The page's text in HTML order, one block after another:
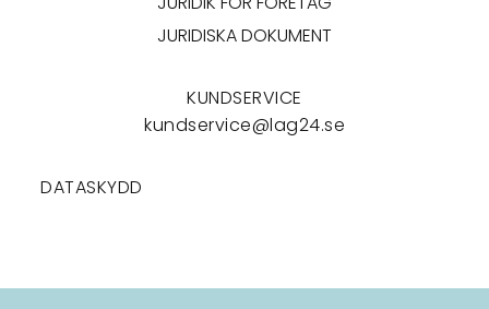
JURIDISKA DOKUMENT
KUNDSERVICE
kundservice@lag24.se
DATASKYDD